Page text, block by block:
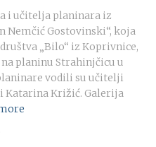
i učitelja planinara iz
Nemčić Gostovinski“, koja
„Bilo“ iz Koprivnice,
na planinu Strahinjčicu u
vodili su učitelji
Katarina Križić. Galerija